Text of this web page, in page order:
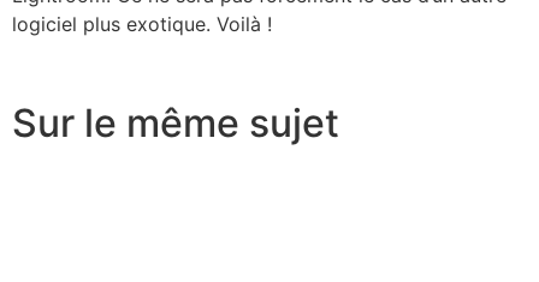
logiciel plus exotique. Voilà !
Sur le même sujet